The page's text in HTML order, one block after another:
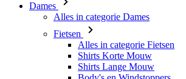
Dames
Alles in categorie Dames
Fietsen
Alles in categorie Fietsen
Shirts Korte Mouw
Shirts Lange Mouw